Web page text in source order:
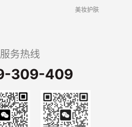
美妆护肤
服务热线
309-409